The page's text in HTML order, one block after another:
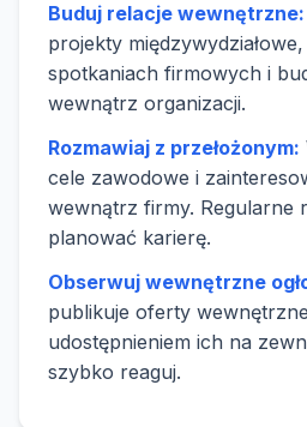
Buduj relacje wewnętrzne:
projekty
spotkaniach firmowych i
wewnątrz organizacji.
Rozmawiaj z przełożonym:
cele zawodowe i
wewnątrz firmy. Regularne
planować karierę.
Obserwuj wewnętrzne
publikuje oferty
udostępnieniem ich na
szybko reaguj.